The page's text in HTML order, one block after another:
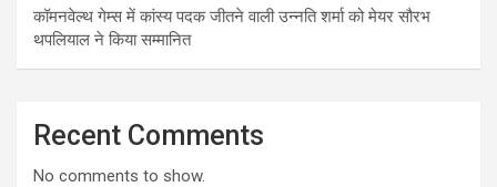
कॉमनवेल्थ गेम्स में कांस्य पदक जीतने वाली उन्नति शर्मा को मेयर सौरभ
थपलियाल ने किया सम्मानित
Recent Comments
No comments to show.